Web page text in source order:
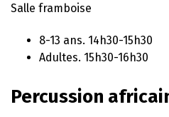
Salle framboise
8-13 ans. 14h30-15h30
Adultes. 15h30-16h30
Percussion